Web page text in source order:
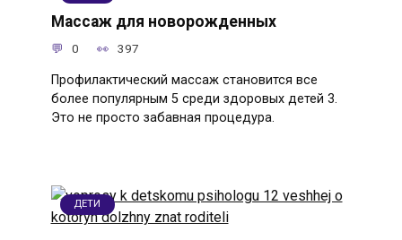
Массаж для новорожденных
0 397
Профилактический массаж становится все
более популярным 5 среди здоровых детей 3.
Это не просто забавная процедура.
ДЕТИ